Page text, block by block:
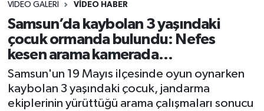
VIDEO GALERI VIDEO HABER
Samsun’da kaybolan 3 yaşındaki
çocuk ormanda bulundu: Nefes
kesen arama kamerada...
Samsun'un 19 Mayıs ilçesinde oyun oynarken
kaybolan 3 yaşındaki çocuk, jandarma
ekiplerinin yürüttüğü arama çalışmaları sonucu
Magazin
Spor
Sağlık
Teknoloji
Süper Lig Puan Durumu ve Fikstür
Tüm Manşetler
Son Dakika Haberleri
Haber Arşivi